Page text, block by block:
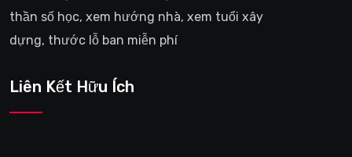
thần số học, xem hướng nhà, xem tuổi xây
dựng, thước lỗ ban miễn phí
Liên Kết Hữu Ích